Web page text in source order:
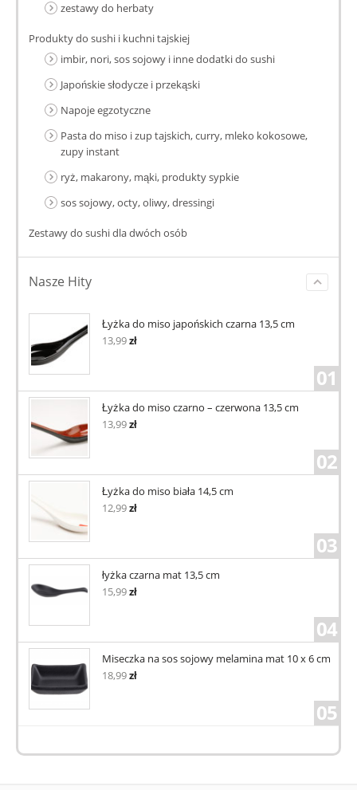
zestawy do herbaty
Produkty do sushi i kuchni tajskiej
imbir, nori, sos sojowy i inne dodatki do sushi
Japońskie słodycze i przekąski
Napoje egzotyczne
Pasta do miso i zup tajskich, curry, mleko kokosowe,
zupy instant
ryż, makarony, mąki, produkty sypkie
sos sojowy, octy, oliwy, dressingi
Zestawy do sushi dla dwóch osób
Nasze Hity
Łyżka do miso japońskich czarna 13,5 cm
13,99zł
01
Łyżka do miso czarno – czerwona 13,5 cm
13,99zł
02
Łyżka do miso biała 14,5 cm
12,99zł
03
łyżka czarna mat 13,5 cm
15,99zł
04
Miseczka na sos sojowy melamina mat 10 x 6 cm
18,99zł
05